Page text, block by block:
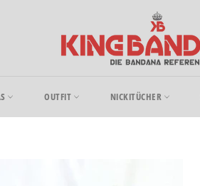
OUTFIT NICKITÜCHER